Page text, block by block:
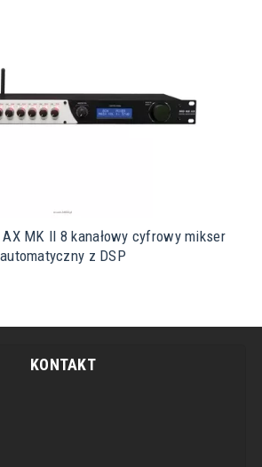
MK II 8 kanałowy cyfrowy mikser
automatyczny z DSP
KONTAKT